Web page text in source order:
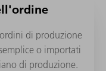
di produzione
o importati
di produzione.